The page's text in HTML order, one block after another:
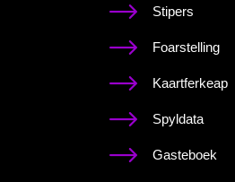
Stipers
Foarstelling
Kaartferkeap
Spyldata
Gasteboek